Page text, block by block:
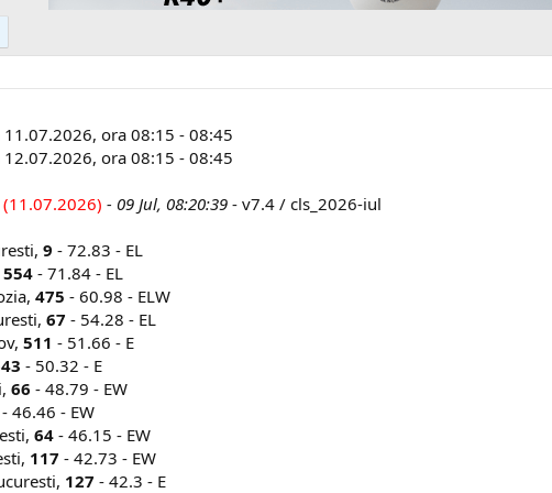
11.07.2026, ora 08:15 - 08:45
ora 08:15 - 08:45
(11.07.2026) - 09 Jul, 08:20:39 - v7.4 / cls_2026-iul
9 - 72.83 - EL
554 - 71.84 - EL
475 - 60.98 - ELW
67 - 54.28 - EL
511 - 51.66 - E
- 50.32 - E
66 - 48.79 - EW
- 46.46 - EW
64 - 46.15 - EW
117 - 42.73 - EW
127 - 42.3 - E